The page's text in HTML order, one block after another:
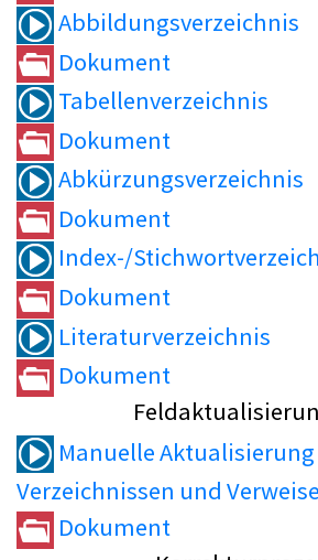
Abbildungsverzeichnis
Dokument
Tabellenverzeichnis
Dokument
Abkürzungsverzeichnis
Dokument
Index-/
Dokument
Literaturverzeichnis
Dokument
Manuelle Aktualisierung
Verzeichnissen und
Dokument